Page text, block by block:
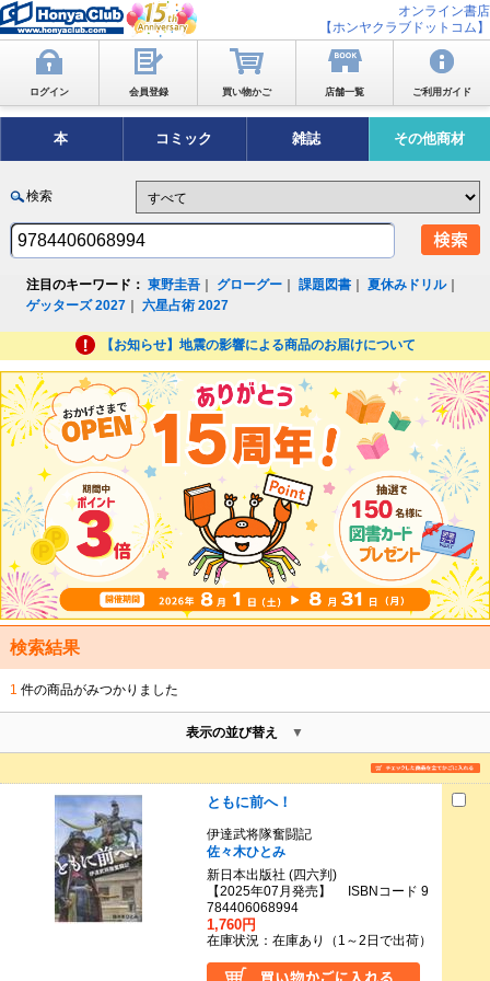
オンライン書店
【ホンヤクラブドットコム】
ログイン 会員登録 買い物かご 店舗一覧 ご利用ガイド
本 コミック 雑誌 その他商材
検索
注目のキーワード： 東野圭吾 グローグー ｜課題図書 ｜夏休みドリル｜
ゲッターズ 2027 ｜六星占術 2027
【お知らせ】地震の影響による商品のお届けについて
検索結果
1 件の商品がみつかりました
表示の並び替え
ともに前へ！
伊達武将隊奮闘記
佐々木ひとみ
新日本出版社 (四六判)
【2025年07月発売】 ISBNコード 9
784406068994
1,760円
在庫状況：在庫あり（1～2日で出荷）